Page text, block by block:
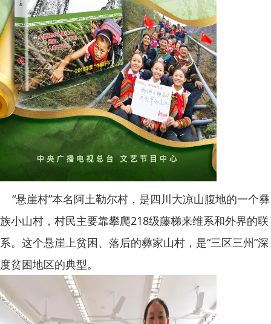
“悬崖村”本名阿土勒尔村，是四川大凉山腹地的一个彝
族小山村，村民主要靠攀爬218级藤梯来维系和外界的联
系。这个悬崖上贫困、落后的彝家山村，是“三区三州”深
度贫困地区的典型。